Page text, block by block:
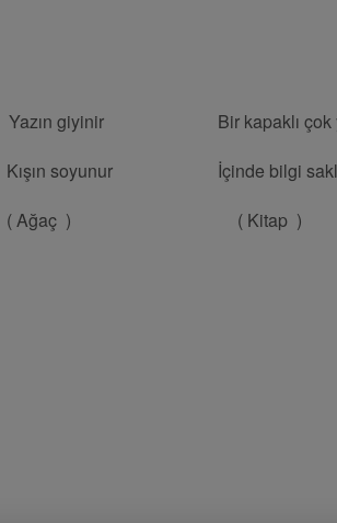
giyinir Bir kapaklı çok
soyunur İçinde bilgi
) ( Kitap )